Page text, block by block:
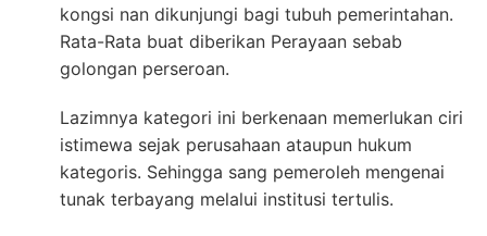
kongsi nan dikunjungi bagi tubuh pemerintahan.
Rata-Rata buat diberikan Perayaan sebab
golongan perseroan.
Lazimnya kategori ini berkenaan memerlukan ciri
istimewa sejak perusahaan ataupun hukum
kategoris. Sehingga sang pemeroleh mengenai
tunak terbayang melalui institusi tertulis.